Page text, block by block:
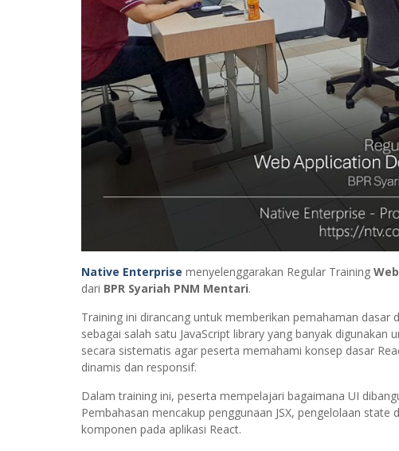
Native Enterprise menyelenggarakan Regular Training
dari BPR Syariah PNM Mentari.
Training ini dirancang untuk memberikan pemahaman
sebagai salah satu JavaScript library yang banyak
secara sistematis agar peserta memahami konsep dasar
dinamis dan responsif.
Dalam training ini, peserta mempelajari bagaimana UI
Pembahasan mencakup penggunaan JSX, pengelolaan
komponen pada aplikasi React.